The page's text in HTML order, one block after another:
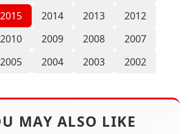
2015 2014 2013
2012
2010 2009 2008
2007
2005 2004 2003 2002
MAY ALSO LIKE